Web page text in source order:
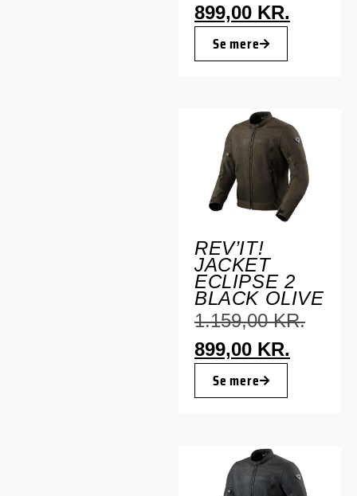
899,00 KR.
Se mere
REV’IT!
JACKET
ECLIPSE 2
BLACK OLIVE
1.159,00KR.
899,00 KR.
Se mere